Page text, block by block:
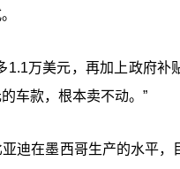
万美元，再加上政府补
车款，根本卖不动。”
迪在墨西哥生产的水平，